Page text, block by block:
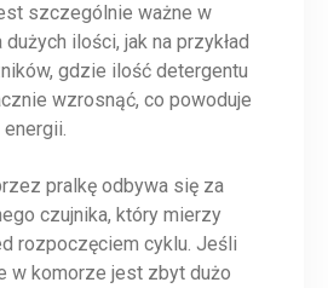
szczególnie ważne w
ilości, jak na przykład
gdzie ilość detergentu
wzrosnąć, co powoduje
pralkę odbywa się za
czujnika, który mierzy
rozpoczęciem cyklu. Jeśli
w komorze jest zbyt dużo